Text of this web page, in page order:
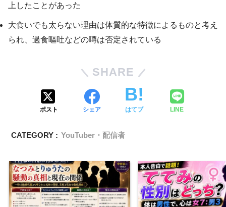
上したことがあった
大食いでも太らない理由は体質的な特徴によるものと考え
られ、過食嘔吐などの噂は否定されている
SHARE
ポスト シェア はてブ LINE
CATEGORY : YouTuber・配信者